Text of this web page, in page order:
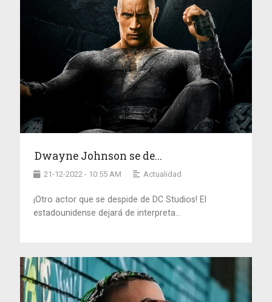
Dwayne Johnson se de...
21-12-2022 - 10:55 AM Actualidad
¡Otro actor que se despide de DC Studios! El
estadounidense dejará de interpreta...